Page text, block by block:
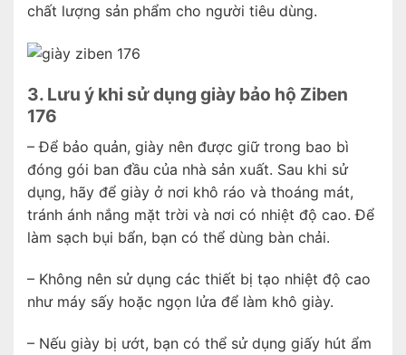
chất lượng sản phẩm cho người tiêu dùng.
3. Lưu ý khi sử dụng giày bảo hộ Ziben
176
– Để bảo quản, giày nên được giữ trong bao bì
đóng gói ban đầu của nhà sản xuất. Sau khi sử
dụng, hãy để giày ở nơi khô ráo và thoáng mát,
tránh ánh nắng mặt trời và nơi có nhiệt độ cao. Để
làm sạch bụi bẩn, bạn có thể dùng bàn chải.
– Không nên sử dụng các thiết bị tạo nhiệt độ cao
như máy sấy hoặc ngọn lửa để làm khô giày.
– Nếu giày bị ướt, bạn có thể sử dụng giấy hút ẩm